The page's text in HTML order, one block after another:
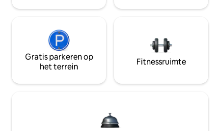
Gratis parkeren op
het terrein
Fitnessruimte